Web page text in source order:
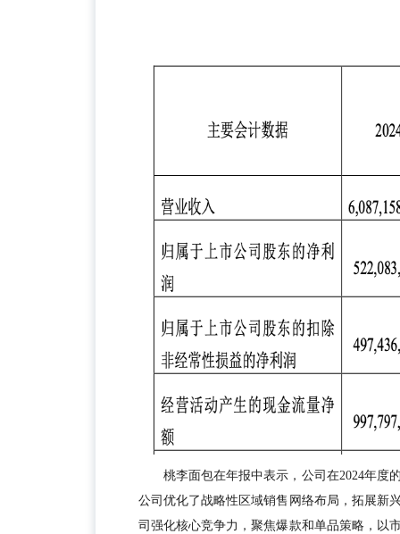
桃李面包在年报中表示，公司在2024年度
公司优化了战略性区域销售网络布局，拓展新
司强化核心竞争力，聚焦爆款和单品策略，以